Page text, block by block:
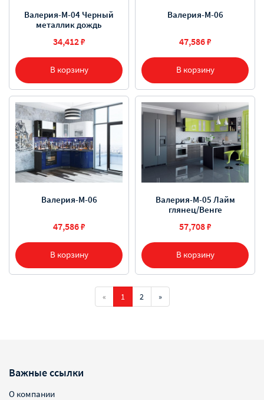
В корзину
Валерия-М-04 Черный
металлик дождь
34,412 ₽
В корзину
Валерия-М-06
47,586 ₽
В корзину
Валерия-М-06
47,586 ₽
В корзину
Валерия-М-05 Лайм
глянец/Венге
57,708 ₽
« 1 2 »
Важные ссылки
О компании